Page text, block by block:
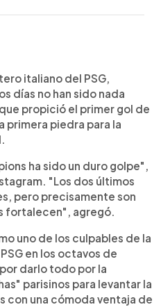
italiano del PSG,
días no han sido nada
propició el primer gol de
primera piedra para la
ha sido un duro golpe",
"Los dos últimos
pero precisamente son
fortalecen", agregó.
uno de los culpables de la
en los octavos de
darlo todo por la
parisinos para levantar la
con una cómoda ventaja de